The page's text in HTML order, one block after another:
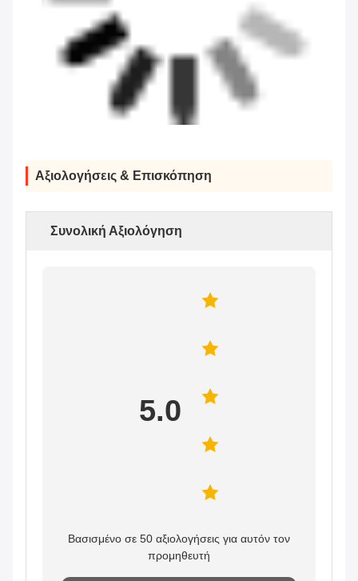
Αξιολογήσεις & Επισκόπηση
Συνολική Αξιολόγηση
5.0
Βασισμένο σε 50 αξιολογήσεις για αυτόν τον
προμηθευτή